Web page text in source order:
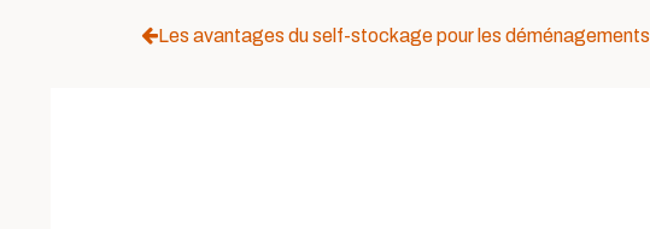
Les avantages du self-stockage pour les déménagements